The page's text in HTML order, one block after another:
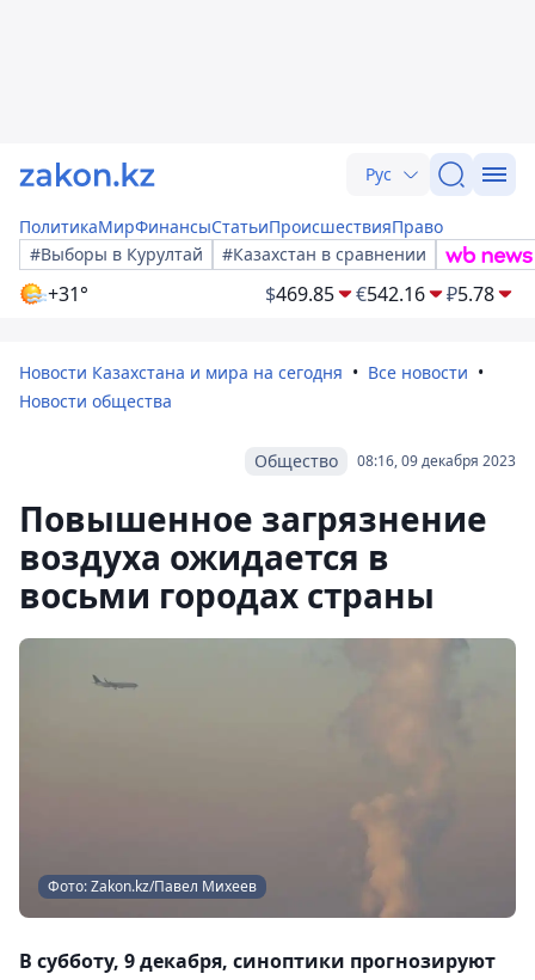
Рус
ПолитикаМирФинансыСтатьиПроисшествияПраво
#Выборы в Курултай
#Казахстан в сравнении
+31° $469.85 €542.16 ₽5.78
Новости Казахстана и мира на сегодня
Все новости
Новости общества
08:16, 09 декабря 2023
Общество
Повышенное загрязнение
воздуха ожидается в
восьми городах страны
Фото: Zakon.kz/Павел Михеев
В субботу, 9 декабря, синоптики прогнозируют